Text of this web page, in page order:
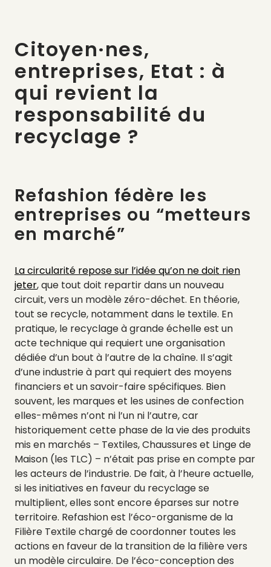
Citoyen·nes,
entreprises, Etat : à
qui revient la
responsabilité du
recyclage ?
Refashion fédère les
entreprises ou “metteurs
en marché”
La circularité repose sur l’idée qu’on ne doit rien
jeter, que tout doit repartir dans un nouveau
circuit, vers un modèle zéro-déchet. En théorie,
tout se recycle, notamment dans le textile. En
pratique, le recyclage à grande échelle est un
acte technique qui requiert une organisation
dédiée d’un bout à l’autre de la chaîne. Il s’agit
d’une industrie à part qui requiert des moyens
financiers et un savoir-faire spécifiques. Bien
souvent, les marques et les usines de confection
elles-mêmes n’ont ni l’un ni l’autre, car
historiquement cette phase de la vie des produits
mis en marchés – Textiles, Chaussures et Linge de
Maison (les TLC) – n’était pas prise en compte par
les acteurs de l’industrie. De fait, à l’heure actuelle,
si les initiatives en faveur du recyclage se
multiplient, elles sont encore éparses sur notre
territoire. Refashion est l’éco-organisme de la
Filière Textile chargé de coordonner toutes les
actions en faveur de la transition de la filière vers
un modèle circulaire. De l’éco-conception des